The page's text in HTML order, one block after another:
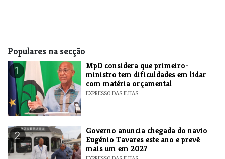
Populares na secção
1
MpD considera que primeiro-
ministro tem dificuldades em lidar
com matéria orçamental
EXPRESSO DAS ILHAS
2
Governo anuncia chegada do navio
Eugénio Tavares este ano e prevê
mais um em 2027